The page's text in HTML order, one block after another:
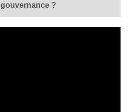
gouvernance ?